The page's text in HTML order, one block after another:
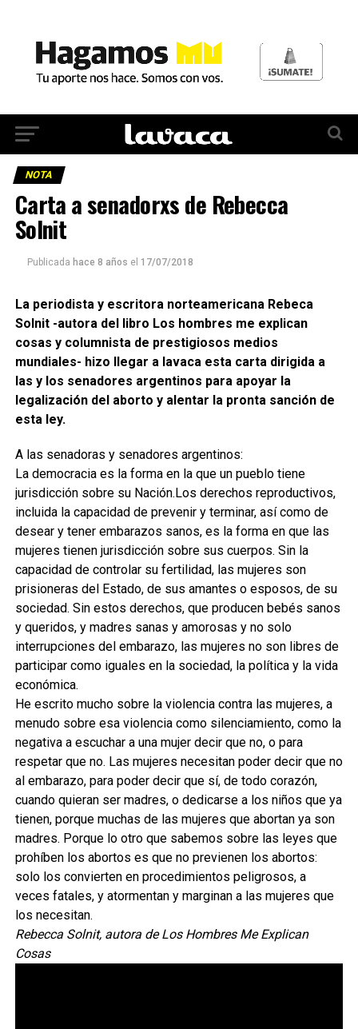
NOTA
Carta a senadorxs de Rebecca
Solnit
Publicada hace 8 años el 17/07/2018
La periodista y escritora norteamericana Rebeca
Solnit -autora del libro Los hombres me explican
cosas y columnista de prestigiosos medios
mundiales- hizo llegar a lavaca esta carta dirigida a
las y los senadores argentinos para apoyar la
legalización del aborto y alentar la pronta sanción de
esta ley.
A las senadoras y senadores argentinos:
La democracia es la forma en la que un pueblo tiene
jurisdicción sobre su Nación.Los derechos reproductivos,
incluida la capacidad de prevenir y terminar, así como de
desear y tener embarazos sanos, es la forma en que las
mujeres tienen jurisdicción sobre sus cuerpos. Sin la
capacidad de controlar su fertilidad, las mujeres son
prisioneras del Estado, de sus amantes o esposos, de su
sociedad. Sin estos derechos, que producen bebés sanos
y queridos, y madres sanas y amorosas y no solo
interrupciones del embarazo, las mujeres no son libres de
participar como iguales en la sociedad, la política y la vida
económica.
He escrito mucho sobre la violencia contra las mujeres, a
menudo sobre esa violencia como silenciamiento, como la
negativa a escuchar a una mujer decir que no, o para
respetar que no. Las mujeres necesitan poder decir que no
al embarazo, para poder decir que sí, de todo corazón,
cuando quieran ser madres, o dedicarse a los niños que ya
tienen, porque muchas de las mujeres que abortan ya son
madres. Porque lo otro que sabemos sobre las leyes que
prohíben los abortos es que no previenen los abortos:
solo los convierten en procedimientos peligrosos, a
veces fatales, y atormentan y marginan a las mujeres que
los necesitan.
Rebecca Solnit, autora de Los Hombres Me Explican
Cosas